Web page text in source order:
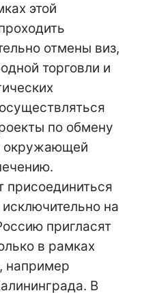
этой
отмены виз,
торговли и
по обмену
окружающей
на
пригласят
в рамках
например
В